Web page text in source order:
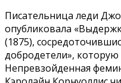
Писательница леди
опубликовала
(1875),
добродетели», которую
Непревзойденная